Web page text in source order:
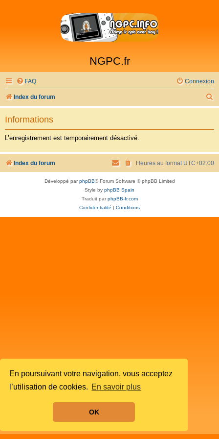
En poursuivant votre navigation, vous acceptez
l’utilisation de cookies. En savoir plus
OK
NGPC.fr
FAQ Connexion
Index du forum
e
c
Informations
L’enregistrement est temporairement désactivé.
Index du forum Heures au format UTC+02:00
Développé parphpBB® Forum Software © phpBB Limited
Style by phpBB Spain
Traduit parphpBB-fr.com
Confidentialité | Conditions